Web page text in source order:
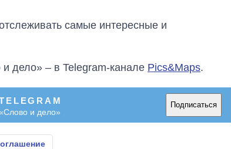
самые интересные и
дело» – в Telegram-канале Pics&Maps.
и дело»
Подписаться